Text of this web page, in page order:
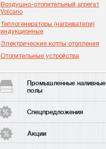
Воздушно-отопительный агрегат
Volcano
Теплогенераторы (нагреватели)
индукционные
Электрические котлы отопления
Отопительные устройства
Промышленные наливные
полы
Спецпредложения
Акции